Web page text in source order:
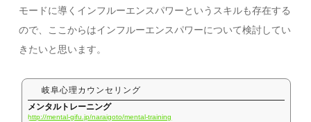
モードに導くインフルーエンスパワーというスキルも存在する
ので、ここからはインフルーエンスパワーについて検討してい
きたいと思います。
岐阜心理カウンセリング
メンタルトレーニング
http://mental-gifu.jp/naraigoto/mental-training